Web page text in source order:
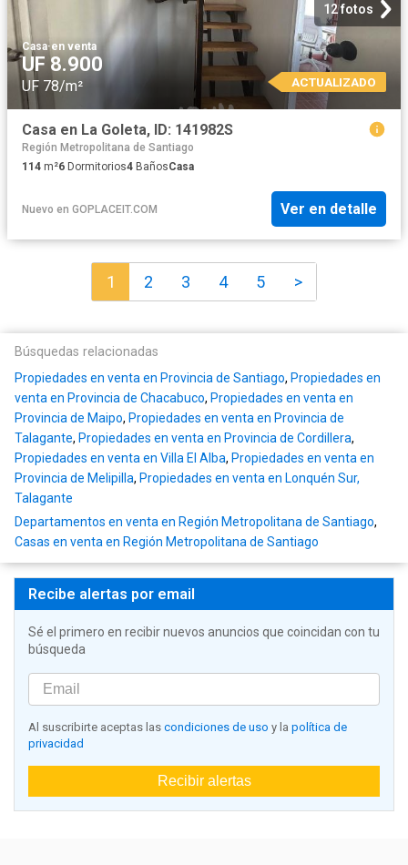
12 fotos
Casa·en venta
UF 8.900
UF 78/m² ACTUALIZADO
Casa en La Goleta, ID: 141982S
Región Metropolitana de Santiago
114 m²6 Dormitorios4 BañosCasa
Nuevo en GOPLACEIT.COM Ver en detalle
1 2 3 4 5 >
Búsquedas relacionadas
Propiedades en venta en Provincia de Santiago, Propiedades en
venta en Provincia de Chacabuco, Propiedades en venta en
Provincia de Maipo, Propiedades en venta en Provincia de
Talagante, Propiedades en venta en Provincia de Cordillera,
Propiedades en venta en Villa El Alba, Propiedades en venta en
Provincia de Melipilla, Propiedades en venta en Lonquén Sur,
Talagante
Departamentos en venta en Región Metropolitana de Santiago,
Casas en venta en Región Metropolitana de Santiago
Recibe alertas por email
Sé el primero en recibir nuevos anuncios que coincidan con tu
búsqueda
Al suscribirte aceptas las condiciones de uso y la política de
privacidad
Recibir alertas